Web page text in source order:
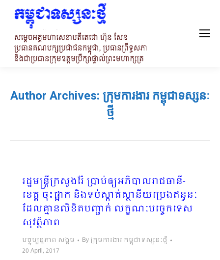
Author Archives: ក្រុមការងារ កម្ពុជាទស្សនៈ
ថ្មី
រដ្ឋមន្ត្រីក្រសួងរ៉ែ ប្រាប់ឲ្យអភិបាលរាជធានី-
ខេត្ត ចុះផ្អាក និងទប់ស្កាត់ស្ថានីយប្រេងឥន្ធនៈ
ដែលគ្មានលិខិតបញ្ជាក់ លក្ខណៈបច្ចេកទេស
សុវត្ថិភាព
បច្ចុប្បន្នភាព សង្គម By ក្រុមការងារ កម្ពុជាទស្សនៈថ្មី
20 April, 2017